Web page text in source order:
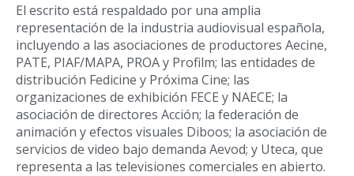
El escrito está respaldado por una amplia
representación de la industria audiovisual española,
incluyendo a las asociaciones de productores Aecine,
PATE, PIAF/MAPA, PROA y Profilm; las entidades de
distribución Fedicine y Próxima Cine; las
organizaciones de exhibición FECE y NAECE; la
asociación de directores Acción; la federación de
animación y efectos visuales Diboos; la asociación de
servicios de video bajo demanda Aevod; y Uteca, que
representa a las televisiones comerciales en abierto.